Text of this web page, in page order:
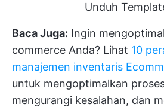
Unduh
Baca Juga: Ingin
commerce Anda? Lihat 10
manajemen inventaris
untuk mengoptimalkan
mengurangi kesalahan, dan